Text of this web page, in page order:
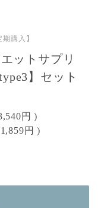
購入】
ットサプリ
】セット
円 )
円 )